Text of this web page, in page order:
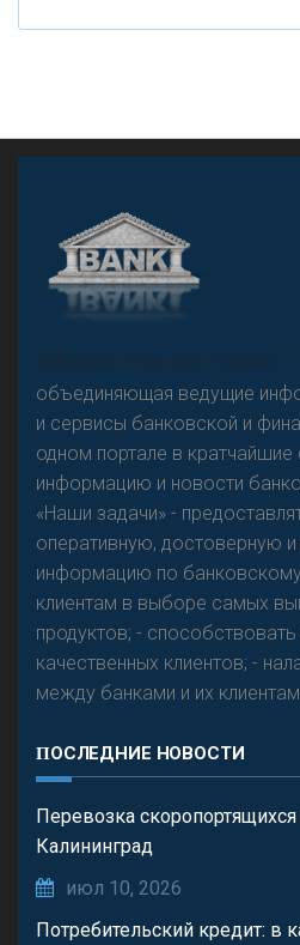
«Н
овости Банков России» –
объединяющая ведущие
и сервисы банковской и
одном портале в кратчайшие
информацию и новости
«Наши задачи» -
оперативную, достоверную
информацию по
клиентам в выборе самых
продуктов; -
качественных клиентов; -
между банками и их
ПОСЛЕДНИЕ НОВОСТИ
Перевозка скоропортящихся
Калининград
июл 10, 2026
Потребительский кредит: в